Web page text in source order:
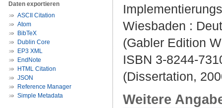
Daten exportieren
ASCII Citation
Atom
BibTeX
Dublin Core
EP3 XML
EndNote
HTML Citation
JSON
Reference Manager
Simple Metadata
Wiesbaden :
(Gabler Edition
ISBN 3-8244-
(Dissertation,
Weitere